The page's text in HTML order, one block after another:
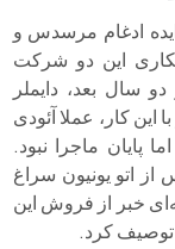
ادغام مرسدس و
این دو شرکت
سال بعد، دایملر
این کار، عملا آئودی
پایان ماجرا نبود.
اتو یونیون سراغ
طی بیانیه‌ای خبر از فروش این
توصیف کرد.